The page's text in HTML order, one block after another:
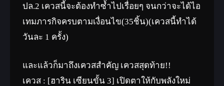
ปล.2 เควสนี้จะต้องทำซ้ำไปเรื่อยๆ จนกว่าจะได้ไอ
เทมภารกิจครบตามเงื่อนไข(35ชิ้น)(เควสนี้ทำได้
วันละ 1 ครั้ง)
และแล้วก็มาถึงเควสสำคัญ เควสสุดท้าย!!
เควส : [ฮาริน เซียนขั้น 3] เปิดตาให้กับพลังใหม่